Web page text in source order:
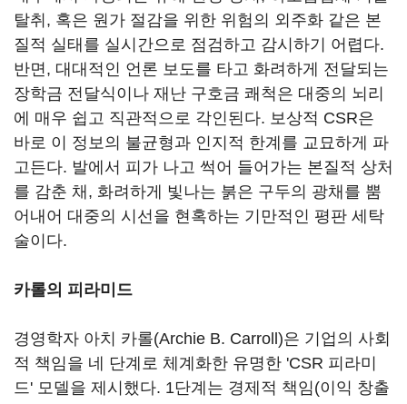
탈취, 혹은 원가 절감을 위한 위험의 외주화 같은 본
질적 실태를 실시간으로 점검하고 감시하기 어렵다.
반면, 대대적인 언론 보도를 타고 화려하게 전달되는
장학금 전달식이나 재난 구호금 쾌척은 대중의 뇌리
에 매우 쉽고 직관적으로 각인된다. 보상적 CSR은
바로 이 정보의 불균형과 인지적 한계를 교묘하게 파
고든다. 발에서 피가 나고 썩어 들어가는 본질적 상처
를 감춘 채, 화려하게 빛나는 붉은 구두의 광채를 뿜
어내어 대중의 시선을 현혹하는 기만적인 평판 세탁
술이다.
카롤의 피라미드
경영학자 아치 카롤(Archie B. Carroll)은 기업의 사회
적 책임을 네 단계로 체계화한 유명한 'CSR 피라미
드' 모델을 제시했다. 1단계는 경제적 책임(이익 창출